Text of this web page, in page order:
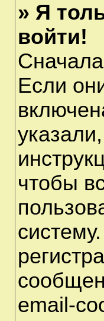
» Я
войти!
Если
чтобы
email-